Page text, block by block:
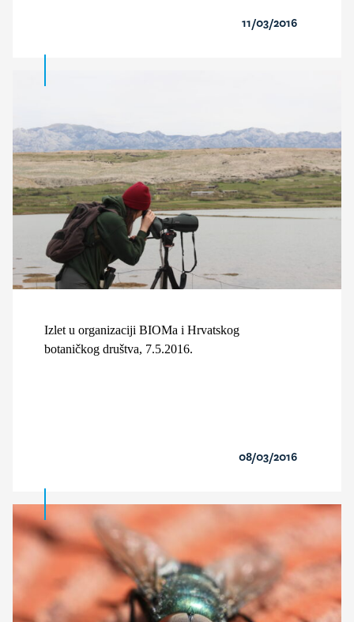
11/03/2016
Izlet u organizaciji BIOMa i Hrvatskog
botaničkog društva, 7.5.2016.
08/03/2016